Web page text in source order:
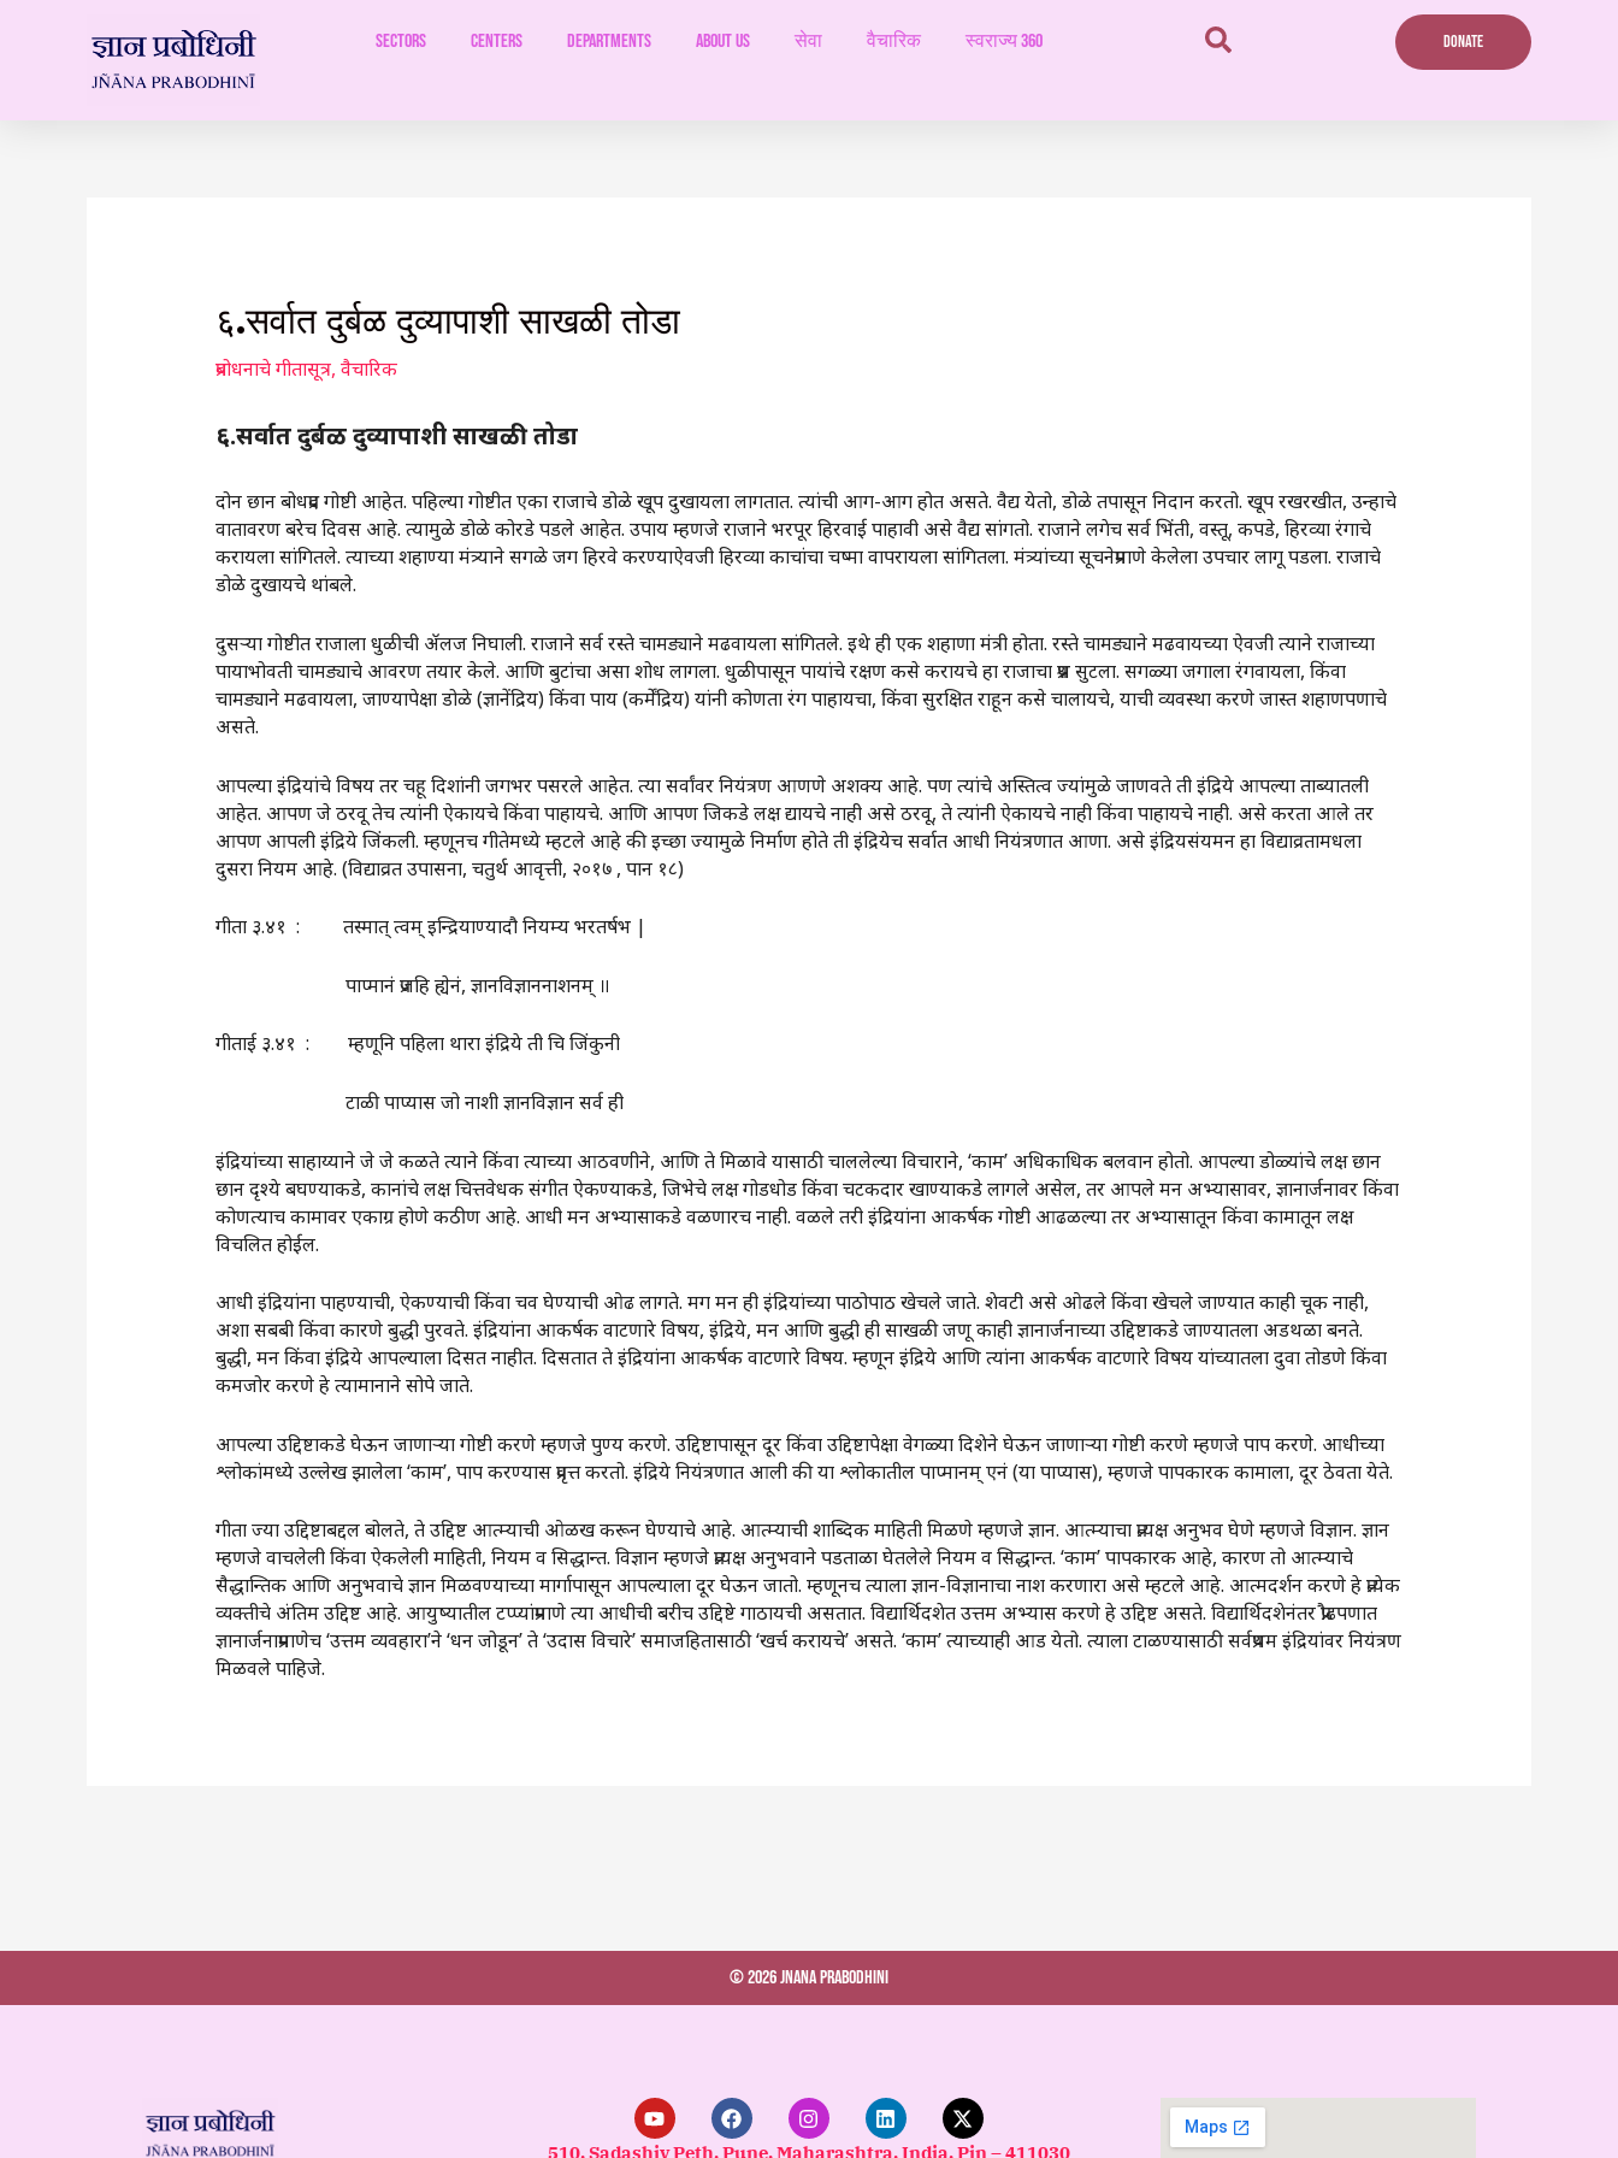
Sectors Centers Departments ABOUT US सेवा वैचारिक स्वराज्य 360 DONATE
६.सर्वात दुर्बळ दुव्यापाशी साखळी तोडा
प्रबोधनाचे गीतासूत्र, वैचारिक
६.सर्वात दुर्बळ दुव्यापाशी साखळी तोडा
दोन छान बोधप्रद गोष्टी आहेत. पहिल्या गोष्टीत एका राजाचे डोळे खूप दुखायला लागतात. त्यांची आग-आग होत असते. वैद्य येतो, डोळे तपासून निदान करतो. खूप रखरखीत, उन्हाचे
वातावरण बरेच दिवस आहे. त्यामुळे डोळे कोरडे पडले आहेत. उपाय म्हणजे राजाने भरपूर हिरवाई पाहावी असे वैद्य सांगतो. राजाने लगेच सर्व भिंती, वस्तू, कपडे, हिरव्या रंगाचे
करायला सांगितले. त्याच्या शहाण्या मंत्र्याने सगळे जग हिरवे करण्याऐवजी हिरव्या काचांचा चष्मा वापरायला सांगितला. मंत्र्यांच्या सूचनेप्रमाणे केलेला उपचार लागू पडला. राजाचे
डोळे दुखायचे थांबले.
दुसऱ्या गोष्टीत राजाला धुळीची ॲलज निघाली. राजाने सर्व रस्ते चामड्याने मढवायला सांगितले. इथे ही एक शहाणा मंत्री होता. रस्ते चामड्याने मढवायच्या ऐवजी त्याने राजाच्या
पायाभोवती चामड्याचे आवरण तयार केले. आणि बुटांचा असा शोध लागला. धुळीपासून पायांचे रक्षण कसे करायचे हा राजाचा प्रश्न सुटला. सगळ्या जगाला रंगवायला, किंवा
चामड्याने मढवायला, जाण्यापेक्षा डोळे (ज्ञानेंद्रिय) किंवा पाय (कर्मेंद्रिय) यांनी कोणता रंग पाहायचा, किंवा सुरक्षित राहून कसे चालायचे, याची व्यवस्था करणे जास्त शहाणपणाचे
असते.
आपल्या इंद्रियांचे विषय तर चहू दिशांनी जगभर पसरले आहेत. त्या सर्वांवर नियंत्रण आणणे अशक्य आहे. पण त्यांचे अस्तित्व ज्यांमुळे जाणवते ती इंद्रिये आपल्या ताब्यातली
आहेत. आपण जे ठरवू तेच त्यांनी ऐकायचे किंवा पाहायचे. आणि आपण जिकडे लक्ष द्यायचे नाही असे ठरवू, ते त्यांनी ऐकायचे नाही किंवा पाहायचे नाही. असे करता आले तर
आपण आपली इंद्रिये जिंकली. म्हणूनच गीतेमध्ये म्हटले आहे की इच्छा ज्यामुळे निर्माण होते ती इंद्रियेच सर्वात आधी नियंत्रणात आणा. असे इंद्रियसंयमन हा विद्याव्रतामधला
दुसरा नियम आहे. (विद्याव्रत उपासना, चतुर्थ आवृत्ती, २०१७ , पान १८)
गीता ३.४१ : तस्मात्‌‍ त्वम्‌‍ इन्द्रियाण्यादौ नियम्य भरतर्षभ |
पाप्मानं प्रजहि ह्येनं, ज्ञानविज्ञाननाशनम्‌‍ ॥
गीताई ३.४१ : म्हणूनि पहिला थारा इंद्रिये ती चि जिंकुनी
टाळी पाप्यास जो नाशी ज्ञानविज्ञान सर्व ही
इंद्रियांच्या साहाय्याने जे जे कळते त्याने किंवा त्याच्या आठवणीने, आणि ते मिळावे यासाठी चाललेल्या विचाराने, ‌‘काम‌’ अधिकाधिक बलवान होतो. आपल्या डोळ्यांचे लक्ष छान
छान दृश्ये बघण्याकडे, कानांचे लक्ष चित्तवेधक संगीत ऐकण्याकडे, जिभेचे लक्ष गोडधोड किंवा चटकदार खाण्याकडे लागले असेल, तर आपले मन अभ्यासावर, ज्ञानार्जनावर किंवा
कोणत्याच कामावर एकाग्र होणे कठीण आहे. आधी मन अभ्यासाकडे वळणारच नाही. वळले तरी इंद्रियांना आकर्षक गोष्टी आढळल्या तर अभ्यासातून किंवा कामातून लक्ष
विचलित होईल.
आधी इंद्रियांना पाहण्याची, ऐकण्याची किंवा चव घेण्याची ओढ लागते. मग मन ही इंद्रियांच्या पाठोपाठ खेचले जाते. शेवटी असे ओढले किंवा खेचले जाण्यात काही चूक नाही,
अशा सबबी किंवा कारणे बुद्धी पुरवते. इंद्रियांना आकर्षक वाटणारे विषय, इंद्रिये, मन आणि बुद्धी ही साखळी जणू काही ज्ञानार्जनाच्या उद्दिष्टाकडे जाण्यातला अडथळा बनते.
बुद्धी, मन किंवा इंद्रिये आपल्याला दिसत नाहीत. दिसतात ते इंद्रियांना आकर्षक वाटणारे विषय. म्हणून इंद्रिये आणि त्यांना आकर्षक वाटणारे विषय यांच्यातला दुवा तोडणे किंवा
कमजोर करणे हे त्यामानाने सोपे जाते.
आपल्या उद्दिष्टाकडे घेऊन जाणाऱ्या गोष्टी करणे म्हणजे पुण्य करणे. उद्दिष्टापासून दूर किंवा उद्दिष्टापेक्षा वेगळ्या दिशेने घेऊन जाणाऱ्या गोष्टी करणे म्हणजे पाप करणे. आधीच्या
श्लोकांमध्ये उल्लेख झालेला ‌‘काम‌’, पाप करण्यास प्रवृत्त करतो. इंद्रिये नियंत्रणात आली की या श्लोकातील पाप्मानम्‌‍ एनं (या पाप्यास), म्हणजे पापकारक कामाला, दूर ठेवता येते.
गीता ज्या उद्दिष्टाबद्दल बोलते, ते उद्दिष्ट आत्म्याची ओळख करून घेण्याचे आहे. आत्म्याची शाब्दिक माहिती मिळणे म्हणजे ज्ञान. आत्म्याचा प्रत्यक्ष अनुभव घेणे म्हणजे विज्ञान. ज्ञान
म्हणजे वाचलेली किंवा ऐकलेली माहिती, नियम व सिद्धान्त. विज्ञान म्हणजे प्रत्यक्ष अनुभवाने पडताळा घेतलेले नियम व सिद्धान्त. ‌‘काम‌’ पापकारक आहे, कारण तो आत्म्याचे
सैद्धान्तिक आणि अनुभवाचे ज्ञान मिळवण्याच्या मार्गापासून आपल्याला दूर घेऊन जातो. म्हणूनच त्याला ज्ञान-विज्ञानाचा नाश करणारा असे म्हटले आहे. आत्मदर्शन करणे हे प्रत्येक
व्यक्तीचे अंतिम उद्दिष्ट आहे. आयुष्यातील टप्प्यांप्रमाणे त्या आधीची बरीच उद्दिष्टे गाठायची असतात. विद्यार्थिदशेत उत्तम अभ्यास करणे हे उद्दिष्ट असते. विद्यार्थिदशेनंतर प्रौढपणात
ज्ञानार्जनाप्रमाणेच ‌‘उत्तम व्यवहारा‌’ने ‌‘धन जोडून‌’ ते ‌‘उदास विचारे‌’ समाजहितासाठी ‌‘खर्च करायचे‌’ असते. ‌‘काम‌’ त्याच्याही आड येतो. त्याला टाळण्यासाठी सर्वप्रथम इंद्रियांवर नियंत्रण
मिळवले पाहिजे.
© 2026 Jnana Prabodhini
Y
o
u
F
a
c
I
n
s
L
i
n
X
-
t
510, Sadashiv Peth, Pune, Maharashtra, India. Pin – 411030